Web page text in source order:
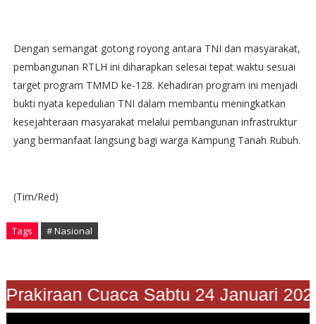
‎Dengan semangat gotong royong antara TNI dan masyarakat,
pembangunan RTLH ini diharapkan selesai tepat waktu sesuai
target program TMMD ke-128. Kehadiran program ini menjadi
bukti nyata kepedulian TNI dalam membantu meningkatkan
kesejahteraan masyarakat melalui pembangunan infrastruktur
yang bermanfaat langsung bagi warga Kampung Tanah Rubuh.
(Tim/Red)
Tags # Nasional
Cuaca Sabtu 24 Januari